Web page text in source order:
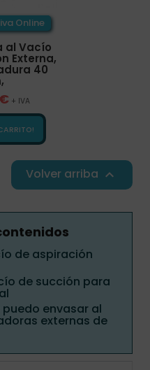
Online
al Vacío
Externa,
40
+ IVA
Volver arriba 
de aspiración
de succión para
envasar al
externas de